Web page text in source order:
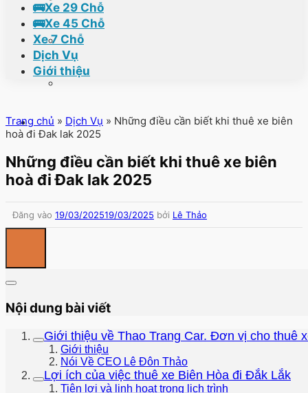
🚌Xe 29 Chỗ
🚌Xe 45 Chỗ
Xe 7 Chỗ
Dịch Vụ
Giới thiệu
Trang chủ » Dịch Vụ » Những điều cần biết khi thuê xe biên
hoà đi Đak lak 2025
Những điều cần biết khi thuê xe biên
hoà đi Đak lak 2025
Đăng vào 19/03/202519/03/2025 bởi Lê Thảo
Nội dung bài viết
Giới thiệu về Thao Trang Car. Đơn vị cho thuê
Giới thiệu
Nói Về CEO Lê Đôn Thảo
Lợi ích của việc thuê xe Biên Hòa đi Đắk Lắk
Tiện lợi và linh hoạt trong lịch trình